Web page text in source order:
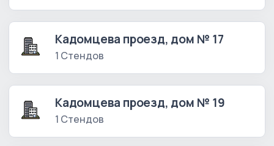
Кадомцева проезд, дом № 17
1 Стендов
Кадомцева проезд, дом № 19
1 Стендов